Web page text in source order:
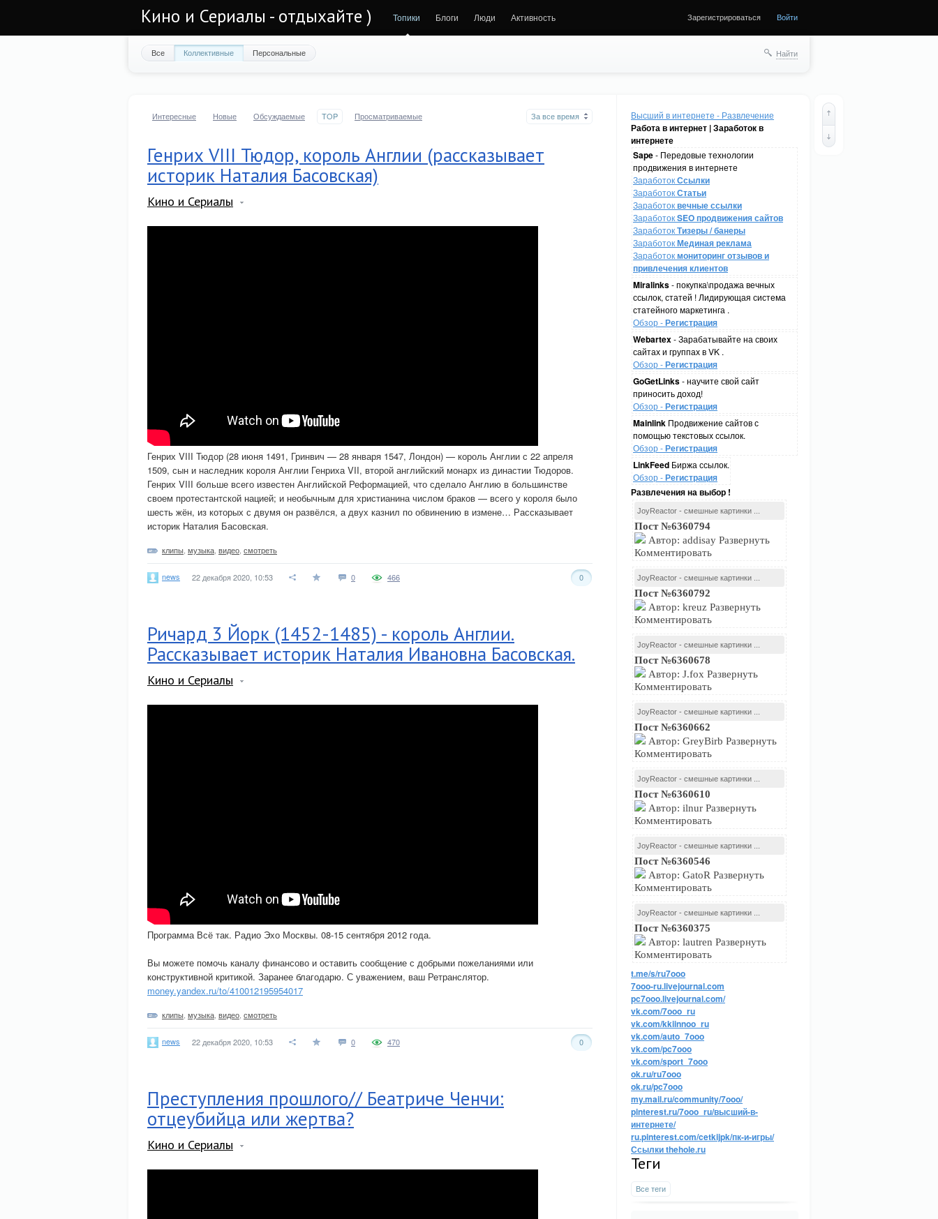
Кино и Сериалы - отдыхайте ) Топики Блоги Люди Активность Зарегистрироваться Войти
Все Коллективные Персональные Найти
Высший в интернете - Развлечение
Работа в интернет | Заработок в
интернете
Sape- Передовые технологии
продвижения в интернете
ЗаработокСсылки
ЗаработокСтатьи
Заработоквечные ссылки
ЗаработокSEO продвижения сайтов
ЗаработокТизеры / банеры
ЗаработокМединая реклама
Заработокмониторинг отзывов и
привлечения клиентов
Miralinks- покупка\продажа вечных
ссылок, статей ! Лидирующая система
статейного маркетинга .
Обзор -Регистрация
Webartex- Зарабатывайте на своих
сайтах и группах в VK .
Обзор -Регистрация
GoGetLinks- научите свой сайт
приносить доход!
Обзор -Регистрация
Mainlink Продвижение сайтов с
помощью текстовых ссылок.
Обзор -Регистрация
LinkFeed Биржа ссылок.
Обзор -Регистрация
Развлечения на выбор !
JoyReactor - смешные картинки ...
Пост №6360794
Автор: addisay Развернуть
Комментировать
JoyReactor - смешные картинки ...
Пост №6360792
Автор: kreuz Развернуть
Комментировать
JoyReactor - смешные картинки ...
Пост №6360678
Автор: J.fox Развернуть
Комментировать
JoyReactor - смешные картинки ...
Пост №6360662
Автор: GreyBirb Развернуть
Комментировать
JoyReactor - смешные картинки ...
Пост №6360610
Автор: ilnur Развернуть
Комментировать
JoyReactor - смешные картинки ...
Пост №6360546
Автор: GatoR Развернуть
Комментировать
JoyReactor - смешные картинки ...
Пост №6360375
Автор: lautren Развернуть
Комментировать
t.me/s/ru7ooo
7ooo-ru.livejournal.com
pc7ooo.livejournal.com/
vk.com/7ooo_ru
vk.com/kkiinnoo_ru
vk.com/auto_7ooo
vk.com/pc7ooo
vk.com/sport_7ooo
ok.ru/ru7ooo
ok.ru/pc7ooo
my.mail.ru/community/7ooo/
pinterest.ru/7ooo_ru/высший-в-
интернете/
ru.pinterest.com/cetkijpk/пк-и-игры/
Ссылки thehole.ru
Теги
Все теги
Интересные Новые Обсуждаемые TOP Просматриваемые За все время
Генрих VIII Тюдор, король Англии (рассказывает
историк Наталия Басовская)
Кино и Сериалы
Генрих VIII Тюдор (28 июня 1491, Гринвич — 28 января 1547, Лондон) — король Англии с 22 апреля
1509, сын и наследник короля Англии Генриха VII, второй английский монарх из династии Тюдоров.
Генрих VIII больше всего известен Английской Реформацией, что сделало Англию в большинстве
своем протестантской нацией; и необычным для христианина числом браков — всего у короля было
шесть жён, из которых с двумя он развёлся, а двух казнил по обвинению в измене… Рассказывает
историк Наталия Басовская.
клипы музыка видео смотреть
news 22 декабря 2020, 10:53 0 0
466
Ричард 3 Йорк (1452-1485) - король Англии.
Рассказывает историк Наталия Ивановна Басовская.
Кино и Сериалы
Программа Всё так. Радио Эхо Москвы. 08-15 сентября 2012 года.
Вы можете помочь каналу финансово и оставить сообщение с добрыми пожеланиями или
конструктивной критикой. Заранее благодарю. С уважением, ваш Ретранслятор.
money.yandex.ru/to/410012195954017
клипы музыка видео смотреть
news 22 декабря 2020, 10:53 0 0
470
Преступления прошлого// Беатриче Ченчи:
отцеубийца или жертва?
Кино и Сериалы